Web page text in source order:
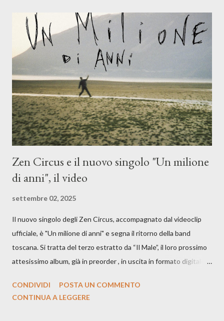
Dicevamo. Ed è da qui che il nostro inizia questo concept
musicale, con " Che ora è" , raccontando la separazione dalla
moglie, del senso di sconfitta e del caldo afoso che opprime,
giusta condizione di sopraffazione: "Non so che ora è, che giorno
è, di questa estate che...". E' raro fare uscire come singolo una
cover, ma...
Zen Circus e il nuovo singolo "Un milione
di anni", il video
settembre 02, 2025
Il nuovo singolo degli Zen Circus, accompagnato dal videoclip
ufficiale, è "Un milione di anni" e segna il ritorno della band
toscana. Si tratta del terzo estratto da “Il Male”, il loro prossimo
attesissimo album, già in preorder , in uscita in formato digitale il
Records. GUARDA IL VIDEO: CREDITI Produced by A71
CONDIVIDI
POSTA UN COMMENTO
CONTINUA A LEGGERE